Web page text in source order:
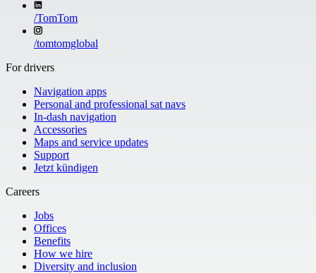
/TomTom
/tomtomglobal
For drivers
Navigation apps
Personal and professional sat navs
In-dash navigation
Accessories
Maps and service updates
Support
Jetzt kündigen
Careers
Jobs
Offices
Benefits
How we hire
Diversity and inclusion